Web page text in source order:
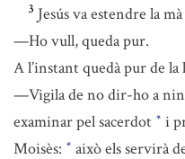
3 Jesús va estendre la
—Ho vull, queda pur.
A l’instant quedà pur de la
—Vigila de no dir-ho a
examinar pel sacerdot * i
Moisès: * això els servirà